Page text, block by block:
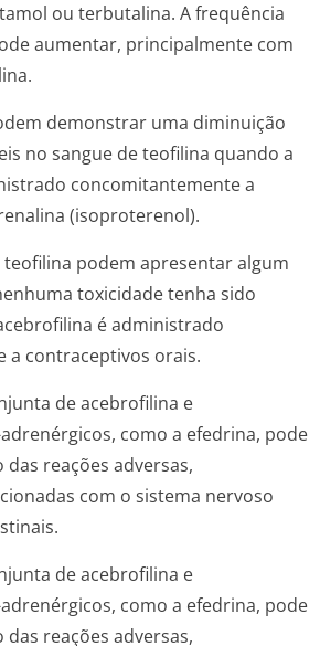
ou terbutalina. A frequência
aumentar, principalmente com
demonstrar uma diminuição
no sangue de teofilina quando a
concomitantemente a
(isoproterenol).
teofilina podem apresentar algum
toxicidade tenha sido
é administrado
a contraceptivos o­rais.
de acebrofilina e
como a efedrina, pode
reações adversas,
com o sistema nervoso
de acebrofilina e
como a efedrina, pode
reações adversas,